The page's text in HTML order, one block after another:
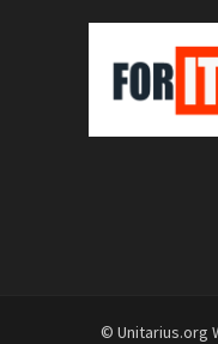
© Unitarius.org